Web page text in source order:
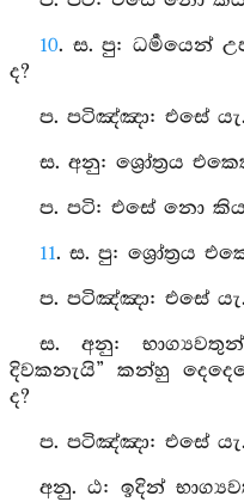
10. ස. පු: ධර්‍මයෙන්
ද?
ප. පටිඤ්ඤා: එසේ යැ.
ස. අනු: ශ්‍රෝත්‍රය
ප. පටි: එසේ නො
11. ස. පු: ශ්‍රෝත්‍රය
ප. පටිඤ්ඤා: එසේ යැ.
ස. අනු:
දිවකනැයි” කන්හු
ද?
ප. පටිඤ්ඤා: එසේ යැ.
අනු. ඨ: ඉදින්